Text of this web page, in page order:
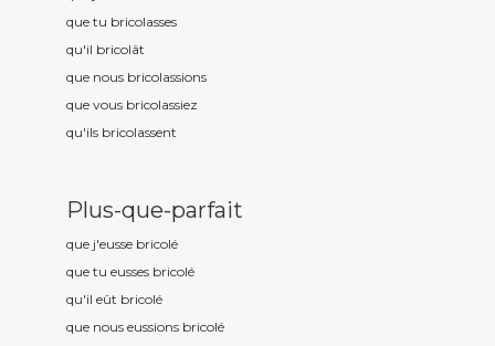
que tu bricolasses
qu'il bricolât
que nous bricolassions
que vous bricolassiez
qu'ils bricolassent
Plus-que-parfait
que j'eusse bricolé
que tu eusses bricolé
qu'il eût bricolé
que nous eussions bricolé